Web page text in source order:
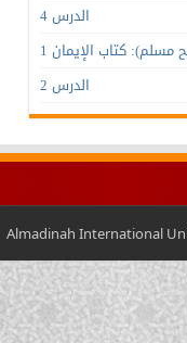
الدرس 4
الدرس 2
Almadinah International